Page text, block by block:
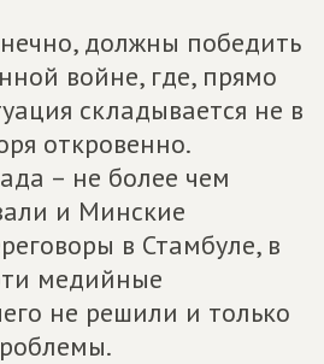
должны победить
войне, где, прямо
складывается не в
откровенно.
– не более чем
и Минские
в Стамбуле, в
медийные
не решили и только